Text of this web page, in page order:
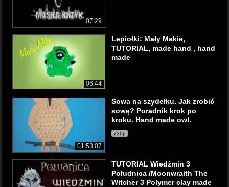
07:29
06:44
Lepiołki: Mały Makie,
TUTORIAL, made hand , hand
made
01:53:07
Sowa na szydełku. Jak zrobić
sowę? Poradnik krok po
kroku. Hand made owl.
720p
TUTORIAL Wiedźmin 3
Południca /Moonwraith The
Witcher 3 Polymer clay made